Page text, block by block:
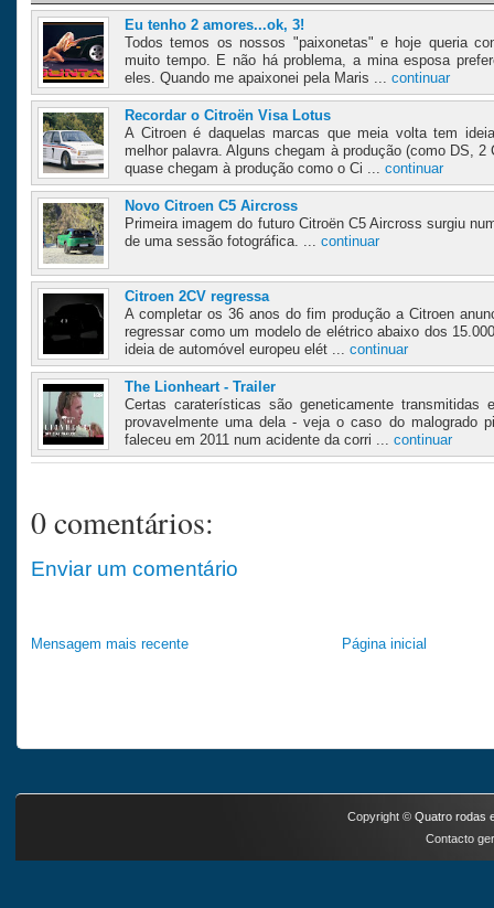
Eu tenho 2 amores...ok, 3!
Todos temos os nossos "paixonetas" e hoje queria
muito tempo. E não há problema, a mina esposa
eles. Quando me apaixonei pela Maris ... continuar
Recordar o Citroën Visa Lotus
A Citroen é daquelas marcas que meia volta tem
melhor palavra. Alguns chegam à produção (como DS,
quase chegam à produção como o Ci ... continuar
Novo Citroen C5 Aircross
Primeira imagem do futuro Citroën C5 Aircross surgiu
de uma sessão fotográfica. ... continuar
Citroen 2CV regressa
A completar os 36 anos do fim produção a Citroen
regressar como um modelo de elétrico abaixo dos
ideia de automóvel europeu elét ... continuar
The Lionheart - Trailer
Certas caraterísticas são geneticamente transmitidas
provavelmente uma dela - veja o caso do malogrado
faleceu em 2011 num acidente da corri ... continuar
0 comentários:
Enviar um comentário
Mensagem mais recente Página inicial
Copyright © Quatro rodas
Contacto